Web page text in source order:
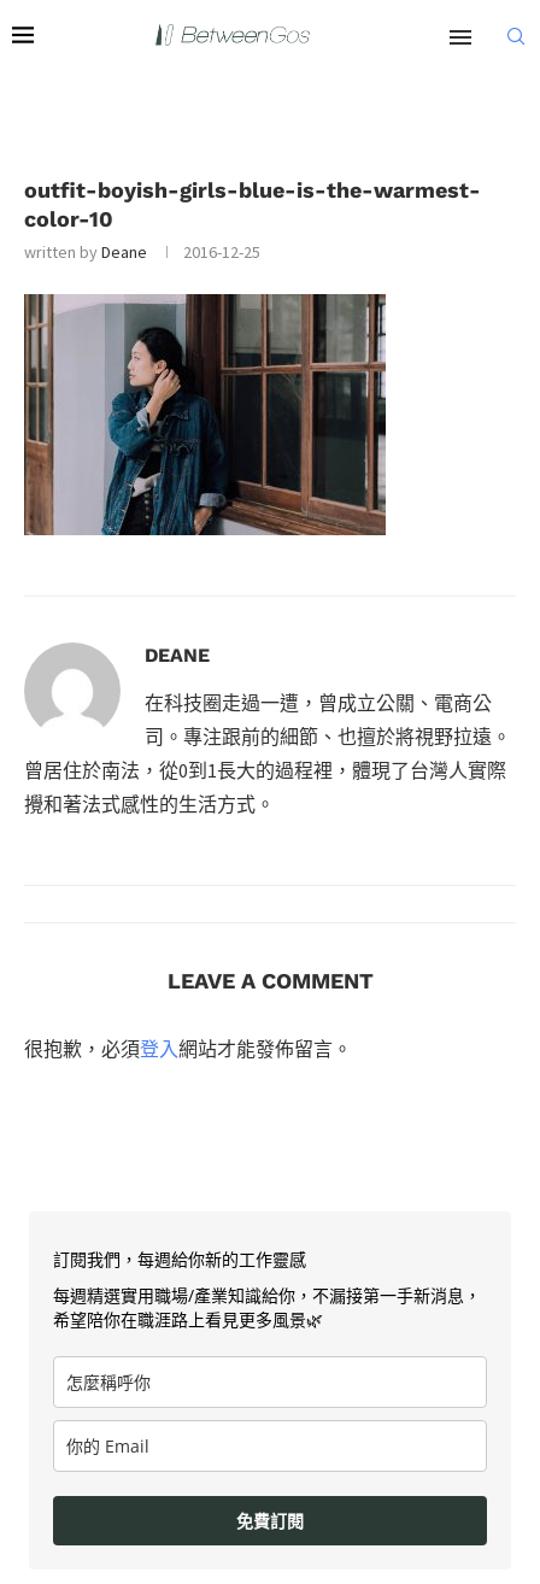
outfit-boyish-girls-blue-is-the-warmest-
color-10
written byDeane 2016-12-25
DEANE
在科技圈走過一遭，曾成立公關、電商公
司。專注跟前的細節、也擅於將視野拉遠。
曾居住於南法，從0到1長大的過程裡，體現了台灣人實際
攪和著法式感性的生活方式。
LEAVE A COMMENT
很抱歉，必須登入網站才能發佈留言。
訂閱我們，每週給你新的工作靈感
每週精選實用職場/產業知識給你，不漏接第一手新消息，
希望陪你在職涯路上看見更多風景🌿
免費訂閱